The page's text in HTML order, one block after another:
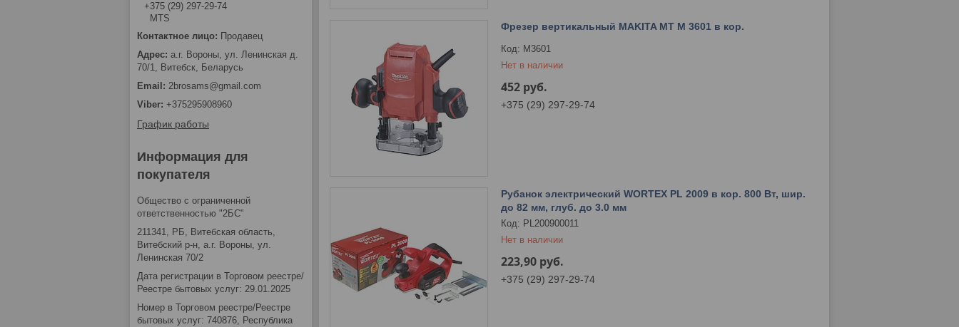
Фрезер вертикальный MAKITA MT M 3601 в кор.
M3601
Нет в наличии
452 руб.
+375 (29) 297-29-74
Рубанок электрический WORTEX PL 2009 в кор. 800 Вт, шир.
до 82 мм, глуб. до 3.0 мм
PL200900011
Нет в наличии
223,90 руб.
+375 (29) 297-29-74
+375 (29) 297-29-74
MTS
Продавец
а.г. Вороны, ул. Ленинская д.
70/1, Витебск, Беларусь
2brosams@gmail.com
+375295908960
График работы
Информация для
покупателя
Общество с ограниченной
ответственностью "2БС"
211341, РБ, Витебская область,
Витебский р-н, а.г. Вороны, ул.
Ленинская 70/2
Дата регистрации в Торговом реестре/
Реестре бытовых услуг: 29.01.2025
Номер в Торговом реестре/Реестре
бытовых услуг: 740876, Республика